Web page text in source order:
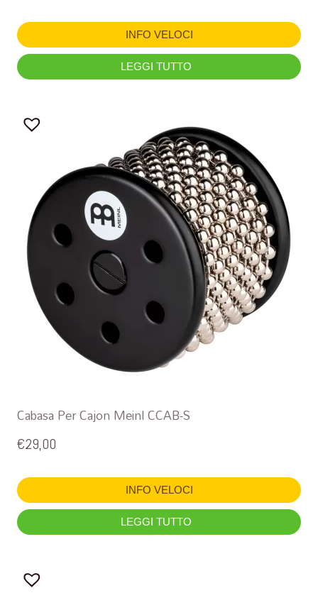
INFO VELOCI
LEGGI TUTTO
Cabasa Per Cajon Meinl CCAB-S
€29,00
INFO VELOCI
LEGGI TUTTO